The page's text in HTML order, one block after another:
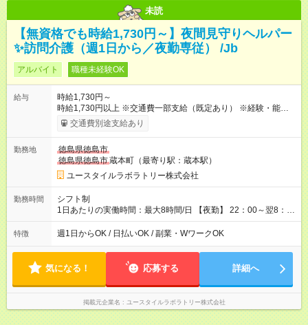
未読
【無資格でも時給1,730円～】夜間見守りヘルパー
✨訪問介護（週1日から／夜勤専従） /Jb
アルバイト 職種未経験OK
給与
時給1,730円～
時給1,730円以上 ※交通費一部支給（既定あり） ※経験・能力を
考慮して決定します 【収入例】 週1回勤務の場合：1,730円×8時
間×4回=5万5,360円 週3回勤務の場合：1,730円×8時間×12回
月 ※ 雇用形態と給与に、本採用時と異なる部分があります。 雇
用形態：本採用時と同じです。 給与：時給 1,480円以上
交通費別途支給あり
勤務地
徳島県徳島市
徳島県徳島市蔵本町（最寄り駅：蔵本駅）
ユースタイルラボラトリー株式会社
勤務時間
シフト制
1日あたりの実働時間：最大8時間/日 【夜勤】 22：00～翌8：
00 ※週1日～OK ／ 夜勤専従 ※上記の時間内で8時間勤務（休憩
1時間）ご利用者様により、時間は異なります。 ※曜日固定（毎
特徴 週1日からOK / 日払いOK / 副業・WワークOK
気になる！ 応募する 詳細へ
掲載元企業名 ユースタイルラボラトリー株式会社